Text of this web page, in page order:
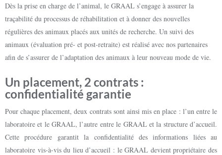
Dès la prise en charge de l’animal, le GRAAL s’engage à assurer la
traçabilité du processus de réhabilitation et à donner des nouvelles
régulières des animaux placés aux unités de recherche. Un suivi des
animaux (évaluation pré- et post-retraite) est réalisé avec nos partenaires
afin de s’assurer de l’adaptation des animaux à leur nouveau mode de vie.
Un placement, 2 contrats :
confidentialité garantie
Pour chaque placement, deux contrats sont ainsi mis en place : l’un entre le
laboratoire et le GRAAL, l’autre entre le GRAAL et la structure d’accueil.
Cette procédure garantit la confidentialité des informations liées au
laboratoire vis-à-vis du lieu d’accueil : le GRAAL devient propriétaire des